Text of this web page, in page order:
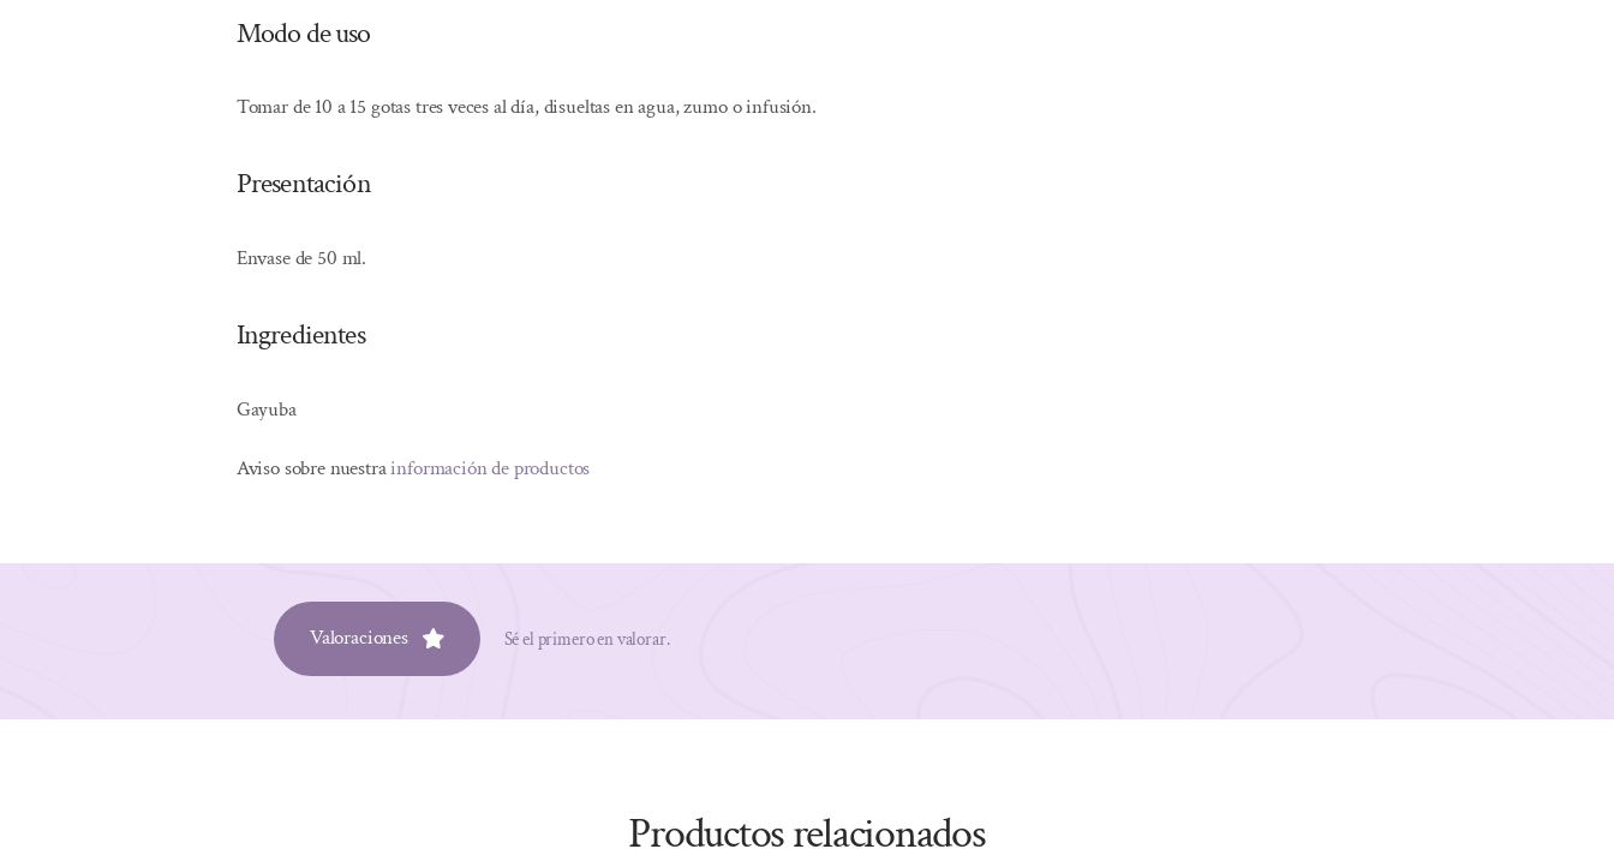
Modo de uso
Tomar de 10 a 15 gotas tres veces al día, disueltas en agua, zumo o infusión.
Presentación
Envase de 50 ml.
Ingredientes
Gayuba
Aviso sobre nuestrainformación de productos
Valoraciones Sé el primero en valorar.
Productos relacionados